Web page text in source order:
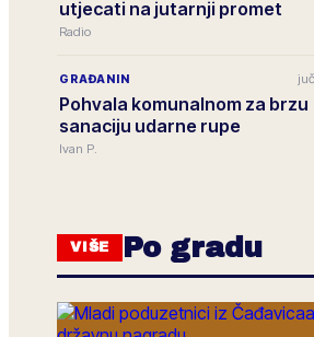
utjecati na jutarnji promet
Radio
GRAĐANIN
Pohvala komunalnom za brzu
sanaciju udarne rupe
Ivan P.
VIŠE Po gradu